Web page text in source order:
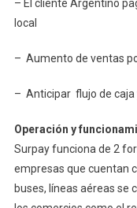
– El cliente Argentino
local
– Aumento de ventas
– Anticipar flujo de caja
Operación y
Surpay funciona de 2
empresas que cuentan
buses, líneas aéreas se